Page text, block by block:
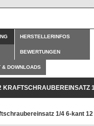
HERSTELLERINFOS
BEWERTUNGEN
& DOWNLOADS
KRAFTSCHRAUBEREINSATZ
1/4 6-kant 12